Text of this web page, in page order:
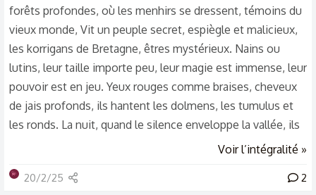
forêts profondes, où les menhirs se dressent, témoins du
vieux monde, Vit un peuple secret, espiègle et malicieux,
les korrigans de Bretagne, êtres mystérieux. Nains ou
lutins, leur taille importe peu, leur magie est immense, leur
pouvoir est en jeu. Yeux rouges comme braises, cheveux
de jais profonds, ils hantent les dolmens, les tumulus et
les ronds. La nuit, quand le silence enveloppe la vallée, ils
sortent de leurs grottes, dansent à la clarté De la lune
au milieu des labours. Gardien de la nature, ils protègent
Voir l’intégralité »
💫 20/2/25 2